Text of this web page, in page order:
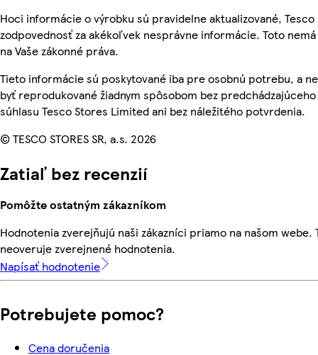
Hoci informácie o výrobku sú pravidelne aktualizované, Tesco
zodpovednosť za akékoľvek nesprávne informácie. Toto
na Vaše zákonné práva.
Tieto informácie sú poskytované iba pre osobnú potrebu, a
byť reprodukované žiadnym spôsobom bez predchádzajúceho
súhlasu Tesco Stores Limited ani bez náležitého potvrdenia.
© TESCO STORES SR, a.s. 2026
Zatiaľ bez recenzií
Pomôžte ostatným zákazníkom
Hodnotenia zverejňujú naši zákazníci priamo na našom webe.
neoveruje zverejnené hodnotenia.
Napísať hodnotenie
Potrebujete pomoc?
Cena doručenia